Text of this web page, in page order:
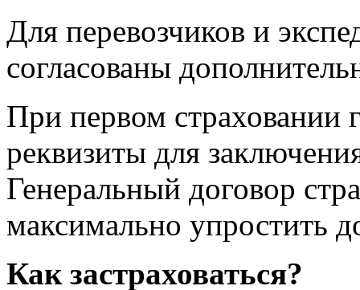
Для перевозчиков и
согласованы
При первом страховании
реквизиты для
Генеральный договор
максимально упростить
Как застраховаться?